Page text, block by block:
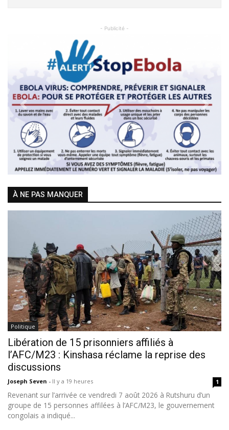
- Publicité -
Previous Next
À NE PAS MANQUER
Politique
Libération de 15 prisonniers affiliés à
l’AFC/M23 : Kinshasa réclame la reprise des
discussions
Joseph Seven - Il y a 19 heures 1
Revenant sur l’arrivée ce vendredi 7 août 2026 à Rutshuru d’un
groupe de 15 personnes affilées à l’AFC/M23, le gouvernement
congolais a indiqué...